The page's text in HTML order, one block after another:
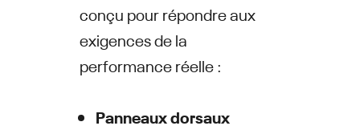
conçu pour répondre aux
exigences de la
performance réelle :
Panneaux dorsaux